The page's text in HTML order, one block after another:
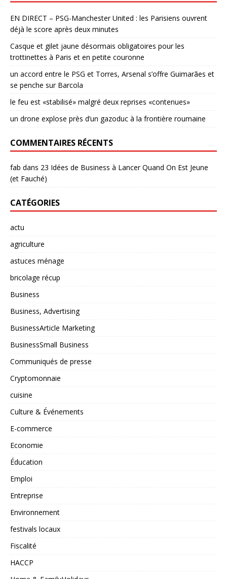
EN DIRECT – PSG-Manchester United : les Parisiens ouvrent
déjà le score après deux minutes
Casque et gilet jaune désormais obligatoires pour les
trottinettes à Paris et en petite couronne
un accord entre le PSG et Torres, Arsenal s’offre Guimarães et
se penche sur Barcola
le feu est «stabilisé» malgré deux reprises «contenues»
un drone explose près d’un gazoduc à la frontière roumaine
COMMENTAIRES RÉCENTS
fab dans 23 Idées de Business à Lancer Quand On Est Jeune
(et Fauché)
CATÉGORIES
actu
agriculture
astuces ménage
bricolage récup
Business
Business, Advertising
BusinessArticle Marketing
BusinessSmall Business
Communiqués de presse
Cryptomonnaie
cuisine
Culture & Événements
E-commerce
Economie
Éducation
Emploi
Entreprise
Environnement
festivals locaux
Fiscalité
HACCP